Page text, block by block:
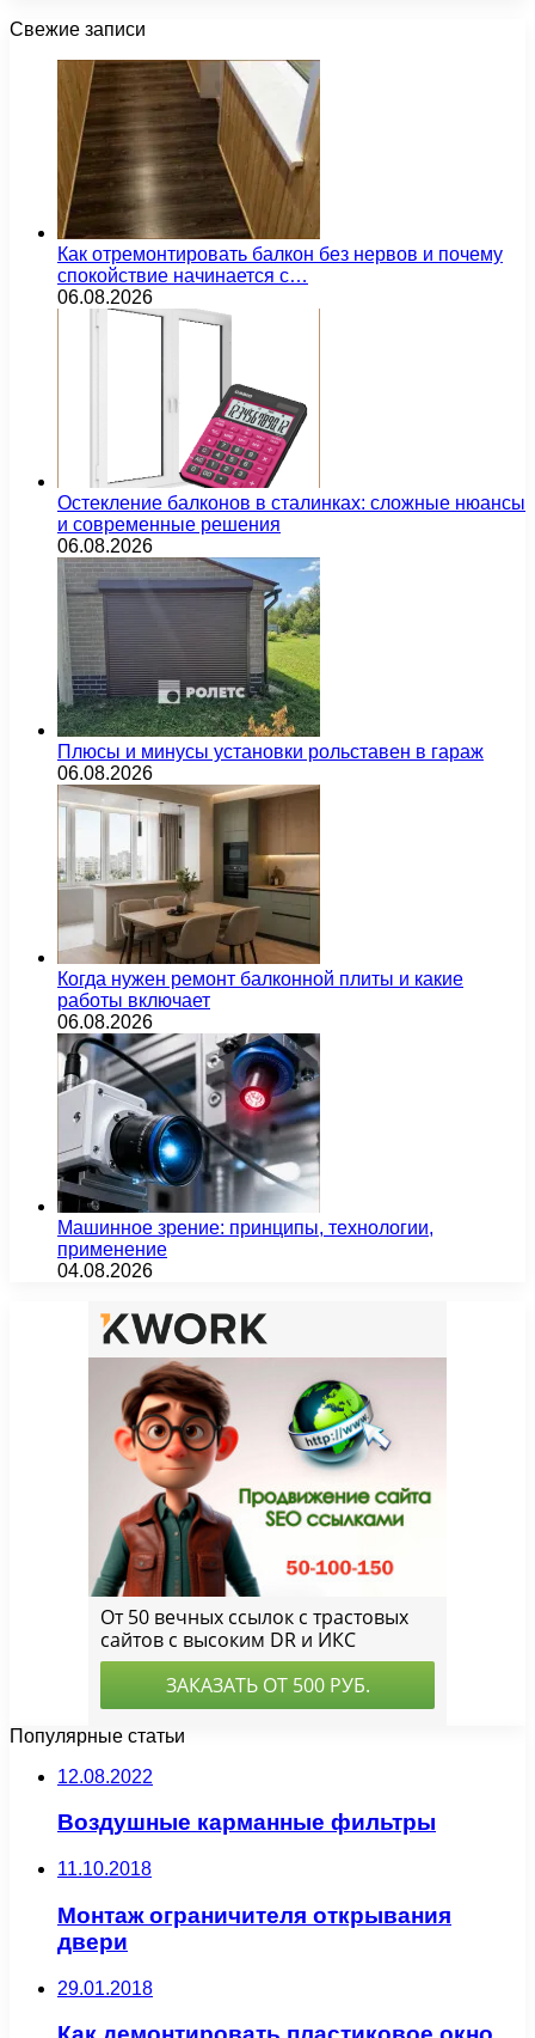
Свежие записи
Как отремонтировать балкон без нервов и почему
спокойствие начинается с…
06.08.2026
Остекление балконов в сталинках: сложные нюансы
и современные решения
06.08.2026
Плюсы и минусы установки рольставен в гараж
06.08.2026
Когда нужен ремонт балконной плиты и какие
работы включает
06.08.2026
Машинное зрение: принципы, технологии,
применение
04.08.2026
Популярные статьи
12.08.2022
Воздушные карманные фильтры
11.10.2018
Монтаж ограничителя открывания
двери
29.01.2018